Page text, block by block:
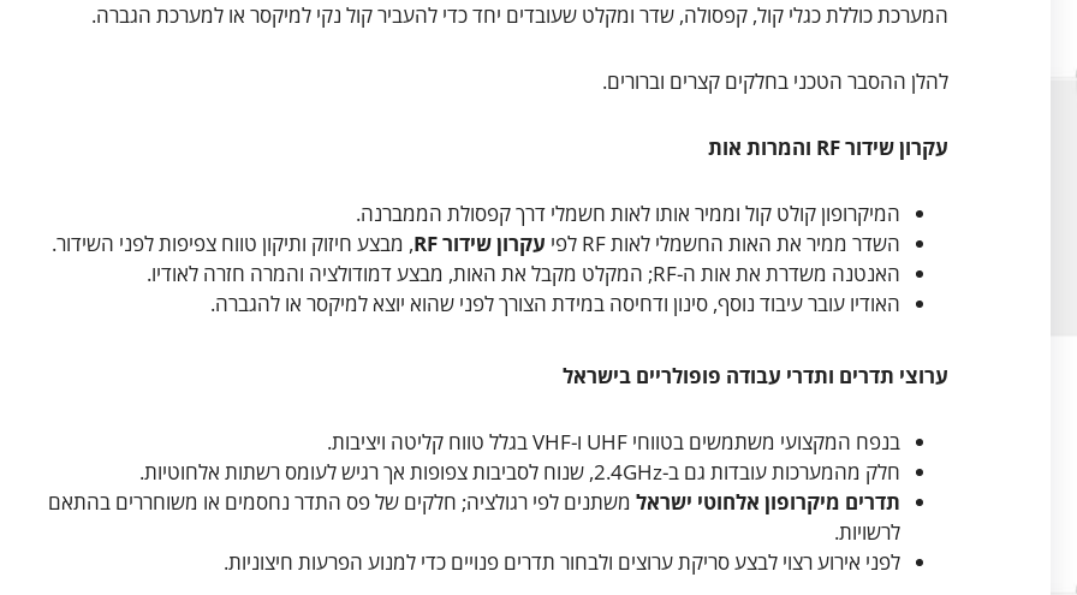
המערכת כוללת כגלי קול, קפסולה, שדר ומקלט שעובדים יחד כדי להעביר קול נקי למיקסר או למערכת הגברה.
להלן ההסבר הטכני בחלקים קצרים וברורים.
עקרון שידור RF והמרות אות
המיקרופון קולט קול וממיר אותו לאות חשמלי דרך קפסולת הממברנה.
השדר ממיר את האות החשמלי לאות RF לפי
עקרון שידור RF
, מבצע חיזוק ותיקון טווח צפיפות לפני השידור.
האנטנה משדרת את אות ה-RF; המקלט מקבל את האות, מבצע דמודולציה והמרה חזרה לאודיו.
האודיו עובר עיבוד נוסף, סינון ודחיסה במידת הצורך לפני שהוא יוצא למיקסר או להגברה.
ערוצי תדרים ותדרי עבודה פופולריים בישראל
בנפח המקצועי משתמשים בטווחי UHF ו-VHF בגלל טווח קליטה ויציבות.
חלק מהמערכות עובדות גם ב-2.4GHz, שנוח לסביבות צפופות אך רגיש לעומס רשתות אלחוטיות.
תדרים מיקרופון אלחוטי ישראל משתנים לפי רגולציה; חלקים של פס התדר נחסמים או משוחררים בהתאם
לרשויות.
לפני אירוע רצוי לבצע סריקת ערוצים ולבחור תדרים פנויים כדי למנוע הפרעות חיצוניות.